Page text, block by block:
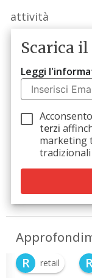
attività
Scarica
Leggi
terzi
marketing
R
retail